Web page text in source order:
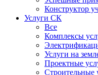
Конструктор
Услуги СК
Все
Комплексы
Услуги на
Проектные
Строительные